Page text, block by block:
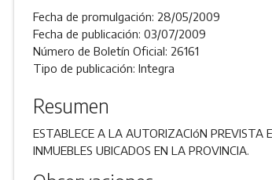
Fecha de promulgación: 28/05/2009
Fecha de publicación: 03/07/2009
Número de Boletín Oficial: 26161
Tipo de publicación: Integra
Resumen
ESTABLECE A LA AUTORIZACIóN PREVISTA
INMUEBLES UBICADOS EN LA PROVINCIA.